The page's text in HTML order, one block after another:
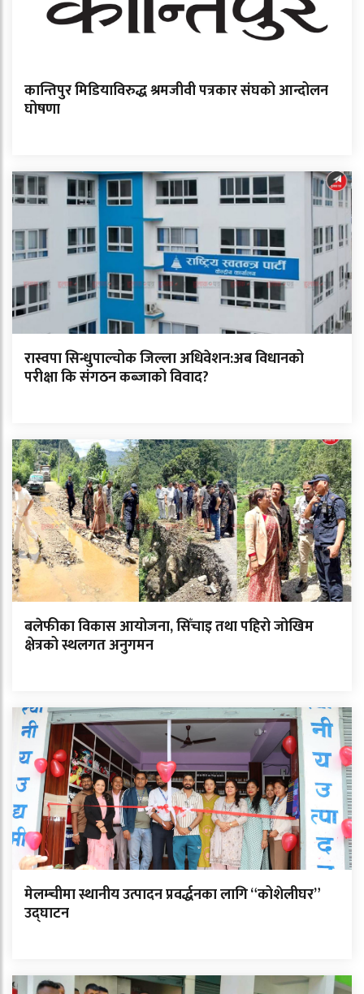
कान्तिपुर मिडियाविरुद्ध श्रमजीवी पत्रकार संघको आन्दोलन
घोषणा
रास्वपा सिन्धुपाल्चोक जिल्ला अधिवेशन:अब विधानको
परीक्षा कि संगठन कब्जाको विवाद?
बलेफीका विकास आयोजना, सिँचाइ तथा पहिरो जोखिम
क्षेत्रको स्थलगत अनुगमन
मेलम्चीमा स्थानीय उत्पादन प्रवर्द्धनका लागि “कोशेलीघर”
उद्घाटन